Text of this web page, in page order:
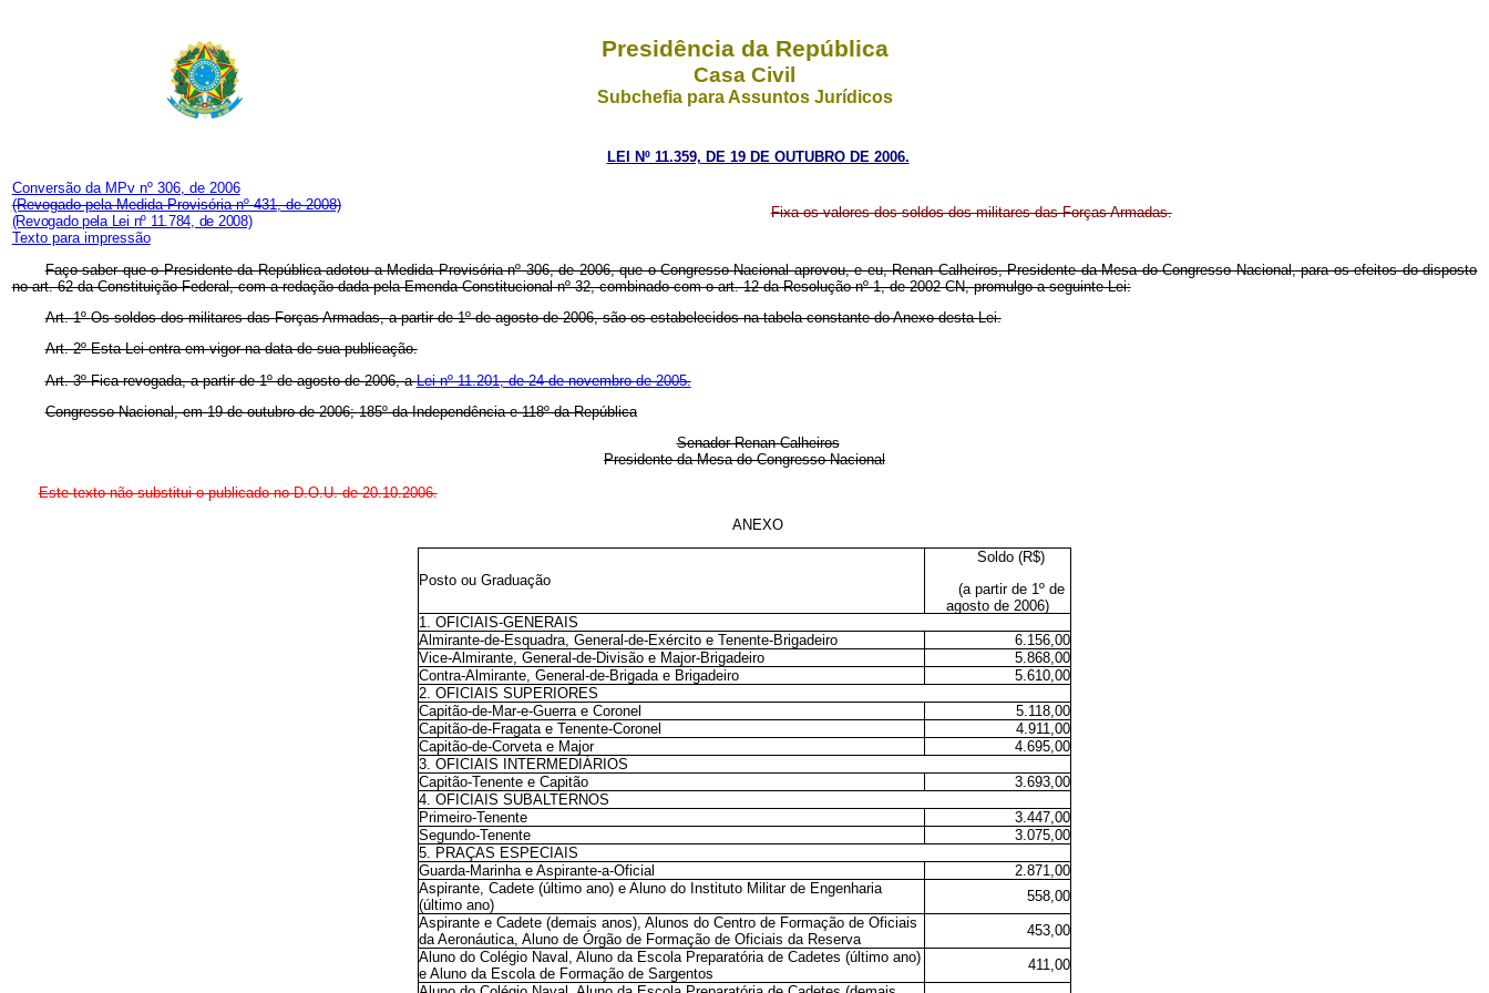
Presidência da República
Casa Civil
Subchefia para Assuntos Jurídicos
LEI Nº 11.359, DE 19 DE OUTUBRO DE 2006.
Conversão da MPv nº 306, de 2006
(Revogado pela Medida Provisória nº 431, de 2008)
(Revogado pela Lei nº 11.784, de 2008)
Texto para impressão
Fixa os valores dos soldos dos militares das Forças Armadas.
Faço saber que o Presidente da República adotou a Medida Provisória nº 306, de 2006, que o Congresso Nacional aprovou, e eu, Renan Calheiros, Presidente da Mesa do Congresso Nacional, para os efeitos do disposto
no art. 62 da Constituição Federal, com a redação dada pela Emenda Constitucional nº 32, combinado com o art. 12 da Resolução nº 1, de 2002-CN, promulgo a seguinte Lei:
Art. 1ºOs soldos dos militares das Forças Armadas, a partir de 1º de agosto de 2006, são os estabelecidos na tabela constante do Anexo desta Lei.
Art. 2ºEsta Lei entra em vigor na data de sua publicação.
Art. 3ºFica revogada, a partir de 1º de agosto de 2006, aLei nº 11.201, de 24 de novembro de 2005.
Congresso Nacional, em 19 de outubro de 2006;185º da Independência e 118º da República
Senador Renan Calheiros
Presidente da Mesa do Congresso Nacional
Este texto não substitui o publicado no D.O.U. de 20.10.2006.
ANEXO
Posto ou Graduação
Soldo (R$)
(a partir de 1º de
agosto de 2006)
1. OFICIAIS-GENERAIS
Almirante-de-Esquadra, General-de-Exército e Tenente-Brigadeiro
6.156,00
Vice-Almirante, General-de-Divisão e Major-Brigadeiro
5.868,00
Contra-Almirante, General-de-Brigada e Brigadeiro
5.610,00
2. OFICIAIS SUPERIORES
Capitão-de-Mar-e-Guerra e Coronel
5.118,00
Capitão-de-Fragata e Tenente-Coronel
4.911,00
Capitão-de-Corveta e Major
4.695,00
3. OFICIAIS INTERMEDIÁRIOS
Capitão-Tenente e Capitão
3.693,00
4. OFICIAIS SUBALTERNOS
Primeiro-Tenente
3.447,00
Segundo-Tenente
3.075,00
5. PRAÇAS ESPECIAIS
Guarda-Marinha e Aspirante-a-Oficial
2.871,00
Aspirante, Cadete (último ano) e Aluno do Instituto Militar de Engenharia
(último ano)
558,00
Aspirante e Cadete (demais anos), Alunos do Centro de Formação de Oficiais
da Aeronáutica, Aluno de Órgão de Formação de Oficiais da Reserva
453,00
Aluno do Colégio Naval, Aluno da Escola Preparatória de Cadetes (último ano)
e Aluno da Escola de Formação de Sargentos
411,00